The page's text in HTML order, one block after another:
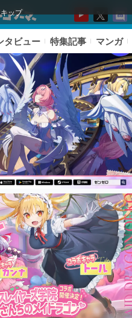
ップ
ンキング
タビュー 特集記事 マンガ